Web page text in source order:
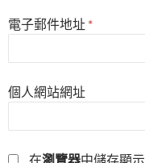
電子郵件地址 *
個人網站網址
在瀏覽器中儲存顯